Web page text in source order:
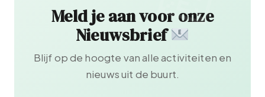
Meld je aan voor onze
Nieuwsbrief
Blijf op de hoogte van alle activiteiten en
nieuws uit de buurt.